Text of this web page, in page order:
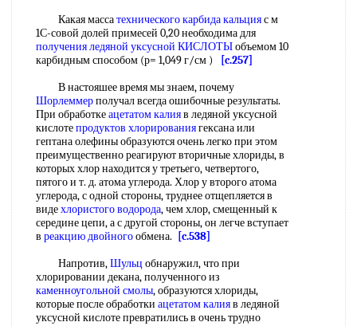
Какая массатехнического карбида кальцияс м
1С-совой долей примесей 0,20 необходима для
получения ледяной уксусной КИСЛОТЫобъемом 10
карбидным способом (р= 1,049 г/см )
[c.257]
В настояшее время мы знаем, почему
Шорлеммерполучал всегда ошибочные результаты.
При обработкеацетатом калияв ледяной уксусной
кислотепродуктов хлорированиягексана или
гептана олефины образуются очень легко при этом
преимущественно реагируют вторичные хлориды, в
которых хлор находится у третьего, четвертого,
пятого и т. д. атома углерода. Хлор у второго атома
углерода, с одной стороны, труднее отщепляется в
видехлористого водорода, чем хлор, смещенный к
середине цепи, а с другой стороны, он легче вступает
в реакцию двойногообмена.
[c.538]
Напротив,Шульц обнаружил, что при
хлорировании декана, полученного из
каменноугольной смолы, образуются хлориды,
которые после обработки ацетатом калияв ледяной
уксусной кислоте превратились в очень трудно